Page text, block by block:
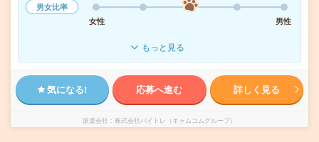
男女比率
女性
男性
もっと見る
気になる! 応募へ進む 詳しく見る
派遣会社 株式会社バイトレ（キャムコムグループ）